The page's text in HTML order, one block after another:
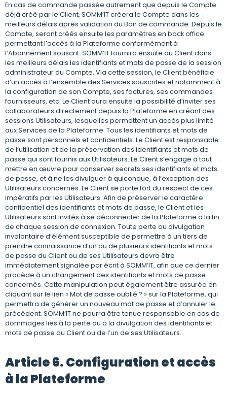
En cas de commande passée autrement que depuis le Compte
déjà créé par le Client, SOMM’IT créera le Compte dans les
meilleurs délais après validation du Bon de commande. Depuis le
Compte, seront créés ensuite les paramètres en back office
permettant l’accès à la Plateforme conformément à
l’Abonnement souscrit. SOMM’IT fournira ensuite au Client dans
les meilleurs délais les identifiants et mots de passe de la session
administrateur du Compte. Via cette session, le Client bénéficie
d’un accès à l’ensemble des Services souscrites et notamment à
la configuration de son Compte, ses factures, ses commandes
fournisseurs, etc. Le Client aura ensuite la possibilité d’inviter ses
collaborateurs directement depuis la Plateforme en créant des
sessions Utilisateurs, lesquelles permettent un accès plus limité
aux Services de la Plateforme. Tous les identifiants et mots de
passe sont personnels et confidentiels. Le Client est responsable
de l’utilisation et de la préservation des identifiants et mots de
passe qui sont fournis aux Utilisateurs. Le Client s’engage à tout
mettre en œuvre pour conserver secrets ses identifiants et mots
de passe, et à ne les divulguer à quiconque, à l’exception des
Utilisateurs concernés. Le Client se porte fort du respect de ces
impératifs par les Utilisateurs. Afin de préserver le caractère
confidentiel des identifiants et mots de passe, le Client et les
Utilisateurs sont invités à se déconnecter de la Plateforme à la fin
de chaque session de connexion. Toute perte ou divulgation
involontaire d’élément susceptible de permettre à un tiers de
prendre connaissance d’un ou de plusieurs identifiants et mots
de passe du Client ou de ses Utilisateurs devra être
immédiatement signalée par écrit à SOMM’IT, afin que ce dernier
procède à un changement des identifiants et mots de passe
concernés. Cette manipulation peut également être assurée en
cliquant sur le lien « Mot de passe oublié ? » sur la Plateforme, qui
permettra de générer un nouveau mot de passe et d’annuler le
précédent. SOMM’IT ne pourra être tenue responsable en cas de
dommages liés à la perte ou à la divulgation des identifiants et
mots de passe du Client ou de l’un de ses Utilisateurs.
Article 6. Configuration et accès
à la Plateforme